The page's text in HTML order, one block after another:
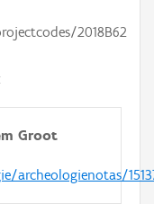
2018B62
Groot
archeologienotas/